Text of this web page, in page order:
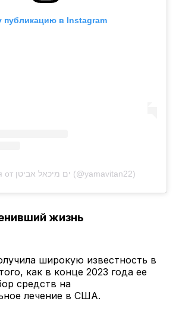
публикацию в Instagram
Публикация от ים מיכאל אביטן (@yamavitan22)
жизнь
широкую известность в
как в конце 2023 года ее
средств на
лечение в США.